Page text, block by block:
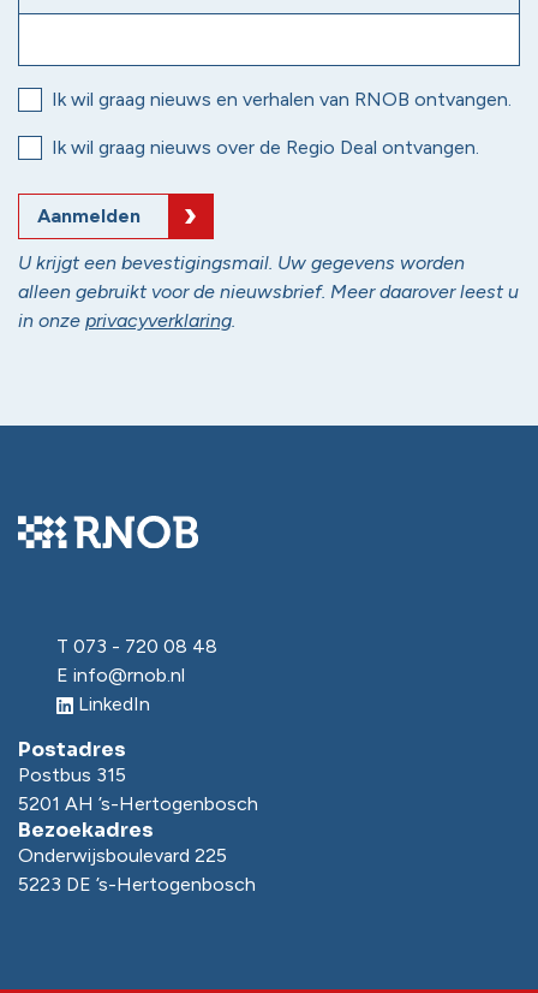
Ik wil graag nieuws en verhalen van RNOB ontvangen.
Ik wil graag nieuws over de Regio Deal ontvangen.
Aanmelden
U krijgt een bevestigingsmail. Uw gegevens worden
alleen gebruikt voor de nieuwsbrief. Meer daarover leest u
in onze privacyverklaring.
T 073 - 720 08 48
E info@rnob.nl
LinkedIn
Postadres
Postbus 315
5201 AH ’s-Hertogenbosch
Bezoekadres
Onderwijsboulevard 225
5223 DE ’s-Hertogenbosch